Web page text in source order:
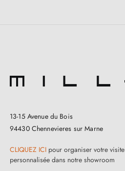
13-15 Avenue du Bois
94430 Chennevieres sur Marne
CLIQUEZ ICI pour organiser votre visite
personnalisée dans notre showroom